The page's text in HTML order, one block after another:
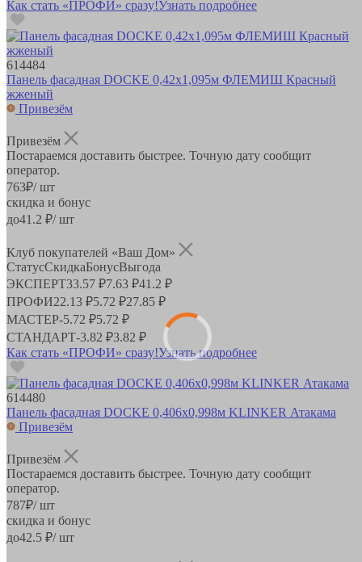
Как стать «ПРОФИ» сразу!Узнать подробнее
614484
Панель фасадная DOCKE 0,42х1,095м ФЛЕМИШ Красный
жженый
Привезём
Привезём
Постараемся доставить быстрее. Точную дату сообщит
оператор.
763₽/ шт
скидка и бонус
до41.2 ₽/ шт
Клуб покупателей «Ваш Дом»
СтатусСкидкаБонусВыгода
ЭКСПЕРТ33.57 ₽7.63 ₽41.2 ₽
ПРОФИ22.13 ₽5.72 ₽27.85 ₽
МАСТЕР-5.72 ₽5.72 ₽
СТАНДАРТ-3.82 ₽3.82 ₽
Как стать «ПРОФИ» сразу!Узнать подробнее
614480
Панель фасадная DOCKE 0,406х0,998м KLINKER Атакама
Привезём
Привезём
Постараемся доставить быстрее. Точную дату сообщит
оператор.
787₽/ шт
скидка и бонус
до42.5 ₽/ шт